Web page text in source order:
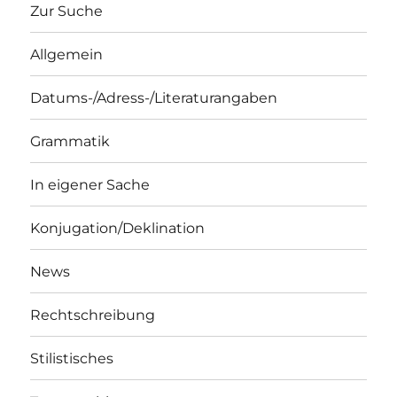
Zur Suche
Allgemein
Datums-/Adress-/Literaturangaben
Grammatik
In eigener Sache
Konjugation/Deklination
News
Rechtschreibung
Stilistisches